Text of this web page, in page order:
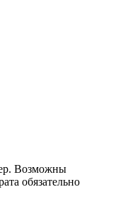
Возможны
обязательно